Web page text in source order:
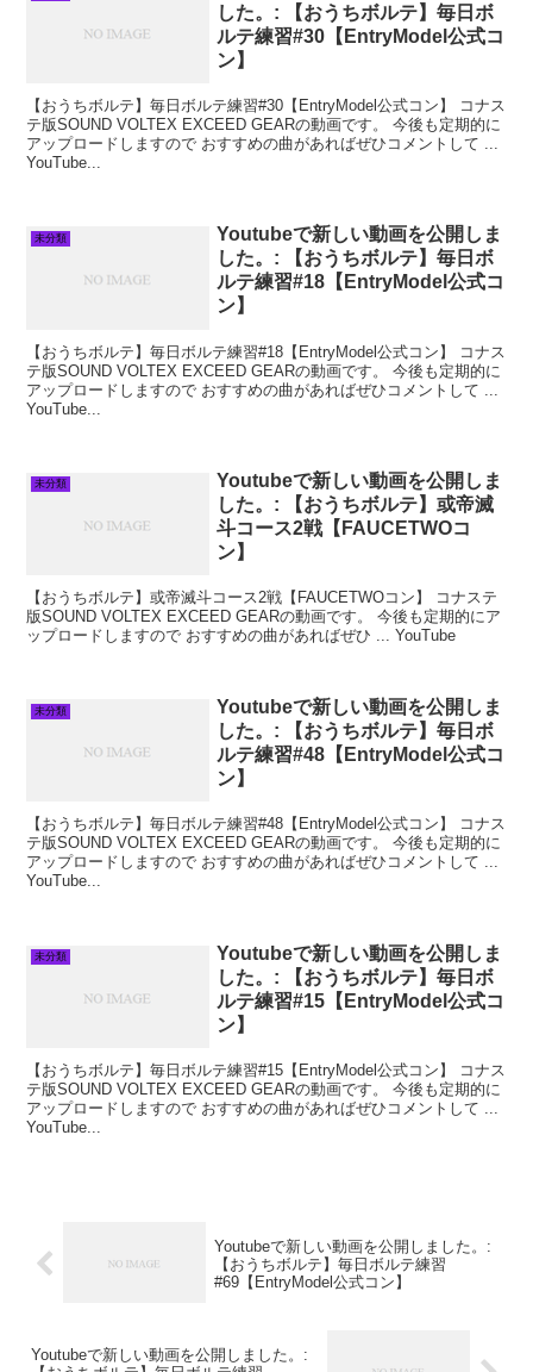
した。: 【おうちボルテ】毎日ボ
ルテ練習#30【EntryModel公式コ
ン】
【おうちボルテ】毎日ボルテ練習#30【EntryModel公式コン】 コナス
テ版SOUND VOLTEX EXCEED GEARの動画です。 今後も定期的に
アップロードしますので おすすめの曲があればぜひコメントして ...
YouTube...
未分類
Youtubeで新しい動画を公開しま
した。: 【おうちボルテ】毎日ボ
ルテ練習#18【EntryModel公式コ
ン】
【おうちボルテ】毎日ボルテ練習#18【EntryModel公式コン】 コナス
テ版SOUND VOLTEX EXCEED GEARの動画です。 今後も定期的に
アップロードしますので おすすめの曲があればぜひコメントして ...
YouTube...
未分類
Youtubeで新しい動画を公開しま
した。: 【おうちボルテ】或帝滅
斗コース2戦【FAUCETWOコ
ン】
【おうちボルテ】或帝滅斗コース2戦【FAUCETWOコン】 コナステ
版SOUND VOLTEX EXCEED GEARの動画です。 今後も定期的にア
ップロードしますので おすすめの曲があればぜひ ... YouTube
未分類
Youtubeで新しい動画を公開しま
した。: 【おうちボルテ】毎日ボ
ルテ練習#48【EntryModel公式コ
ン】
【おうちボルテ】毎日ボルテ練習#48【EntryModel公式コン】 コナス
テ版SOUND VOLTEX EXCEED GEARの動画です。 今後も定期的に
アップロードしますので おすすめの曲があればぜひコメントして ...
YouTube...
未分類
Youtubeで新しい動画を公開しま
した。: 【おうちボルテ】毎日ボ
ルテ練習#15【EntryModel公式コ
ン】
【おうちボルテ】毎日ボルテ練習#15【EntryModel公式コン】 コナス
テ版SOUND VOLTEX EXCEED GEARの動画です。 今後も定期的に
アップロードしますので おすすめの曲があればぜひコメントして ...
YouTube...
Youtubeで新しい動画を公開しました。:
【おうちボルテ】毎日ボルテ練習
#69【EntryModel公式コン】
Youtubeで新しい動画を公開しました。: